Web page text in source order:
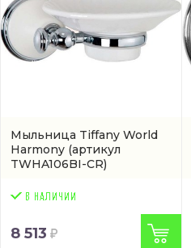
Мыльница Tiffany World
Harmony (артикул
TWHA106BI-CR)
8 513